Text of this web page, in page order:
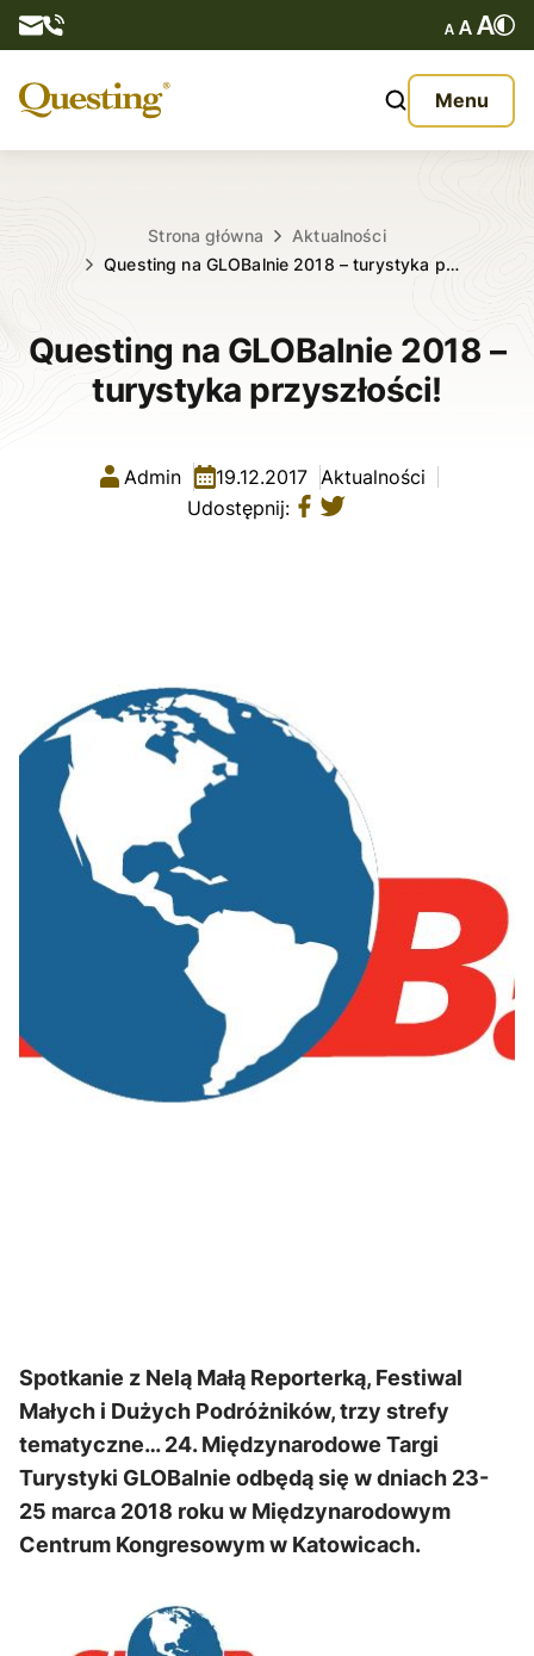
Menu
O nas
Kontakt
Strona główna
Aktualności
Questing na GLOBalnie 2018 – turystyka p…
Questing na GLOBalnie 2018 –
turystyka przyszłości!
Admin 19.12.2017 Aktualności
Udostępnij:
Spotkanie z Nelą Małą Reporterką, Festiwal
Małych i Dużych Podróżników, trzy strefy
tematyczne… 24. Międzynarodowe Targi
Turystyki GLOBalnie odbędą się w dniach 23-
25 marca 2018 roku w Międzynarodowym
Centrum Kongresowym w Katowicach.